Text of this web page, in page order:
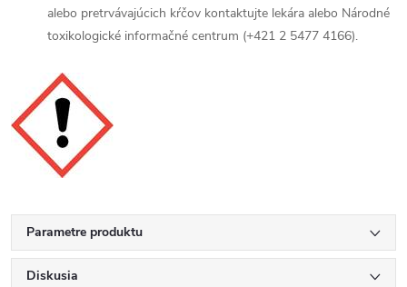
alebo pretrvávajúcich kŕčov kontaktujte lekára alebo Národné
toxikologické informačné centrum (+421 2 5477 4166).
Parametre produktu
Diskusia